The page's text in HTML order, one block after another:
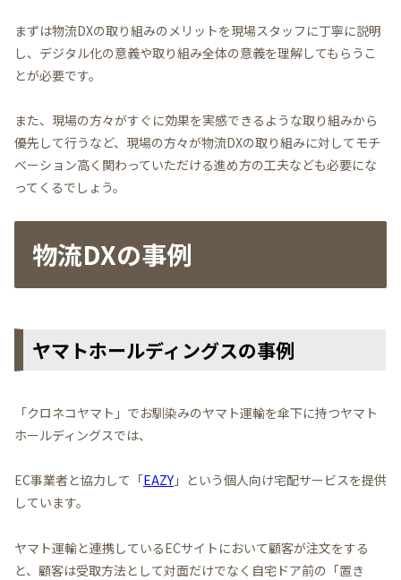
まずは物流DXの取り組みのメリットを現場スタッフに丁寧に説明
し、デジタル化の意義や取り組み全体の意義を理解してもらうこ
とが必要です。
また、現場の方々がすぐに効果を実感できるような取り組みから
優先して行うなど、現場の方々が物流DXの取り組みに対してモチ
ベーション高く関わっていただける進め方の工夫なども必要にな
ってくるでしょう。
物流DXの事例
ヤマトホールディングスの事例
「クロネコヤマト」でお馴染みのヤマト運輸を傘下に持つヤマト
ホールディングスでは、
EC事業者と協力して「EAZY 」という個人向け宅配サービスを提供
しています。
ヤマト運輸と連携しているECサイトにおいて顧客が注文をする
と、顧客は受取方法として対面だけでなく自宅ドア前の「置き